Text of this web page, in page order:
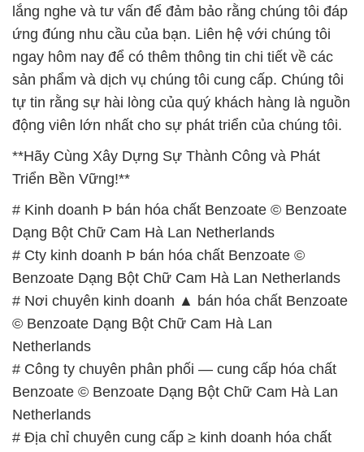
# Kinh doanh Þ bán hóa chất Benzoate © Benzoate
Dạng Bột Chữ Cam Hà Lan Netherlands
# Cty kinh doanh Þ bán hóa chất Benzoate ©
Benzoate Dạng Bột Chữ Cam Hà Lan Netherlands
# Nơi chuyên kinh doanh ▲ bán hóa chất Benzoate
© Benzoate Dạng Bột Chữ Cam Hà Lan
Netherlands
# Công ty chuyên phân phối — cung cấp hóa chất
Benzoate © Benzoate Dạng Bột Chữ Cam Hà Lan
Netherlands
# Địa chỉ chuyên cung cấp ≥ kinh doanh hóa chất
Benzoate © Benzoate Dạng Bột Chữ Cam Hà Lan
Netherlands
# Đơn vị cung cấp # bán hóa chất Benzoate ©
Benzoate Dạng Bột Chữ Cam Hà Lan Netherlands
# Cty chuyên phân phối ¯ thương mại hóa chất
Benzoate © Benzoate Dạng Bột Chữ Cam Hà Lan
Netherlands
# Phân phối ↔ cung cấp hóa chất Benzoate ©
Benzoate Dạng Bột Chữ Cam Hà Lan Netherlands